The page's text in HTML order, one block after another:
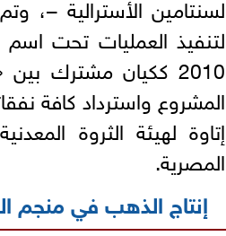
لتنفيذ العمليات تحت اسم
2010 ككيان مشترك
المصرية.
إنتاج الذهب في منجم